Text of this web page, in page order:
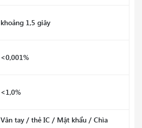
khoảng 1,5 giây
<0,001%
<1,0%
Vân tay / thẻ IC / Mật khẩu / Chìa